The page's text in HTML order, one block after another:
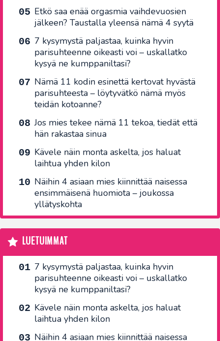
Etkö saa enää orgasmia vaihdevuosien
jälkeen? Taustalla yleensä nämä 4 syytä
7 kysymystä paljastaa, kuinka hyvin
parisuhteenne oikeasti voi – uskallatko
kysyä ne kumppaniltasi?
Nämä 11 kodin esinettä kertovat hyvästä
parisuhteesta – löytyvätkö nämä myös
teidän kotoanne?
Jos mies tekee nämä 11 tekoa, tiedät että
hän rakastaa sinua
Kävele näin monta askelta, jos haluat
laihtua yhden kilon
Näihin 4 asiaan mies kiinnittää naisessa
ensimmäisenä huomiota – joukossa
yllätyskohta
LUETUIMMAT
7 kysymystä paljastaa, kuinka hyvin
parisuhteenne oikeasti voi – uskallatko
kysyä ne kumppaniltasi?
Kävele näin monta askelta, jos haluat
laihtua yhden kilon
Näihin 4 asiaan mies kiinnittää naisessa